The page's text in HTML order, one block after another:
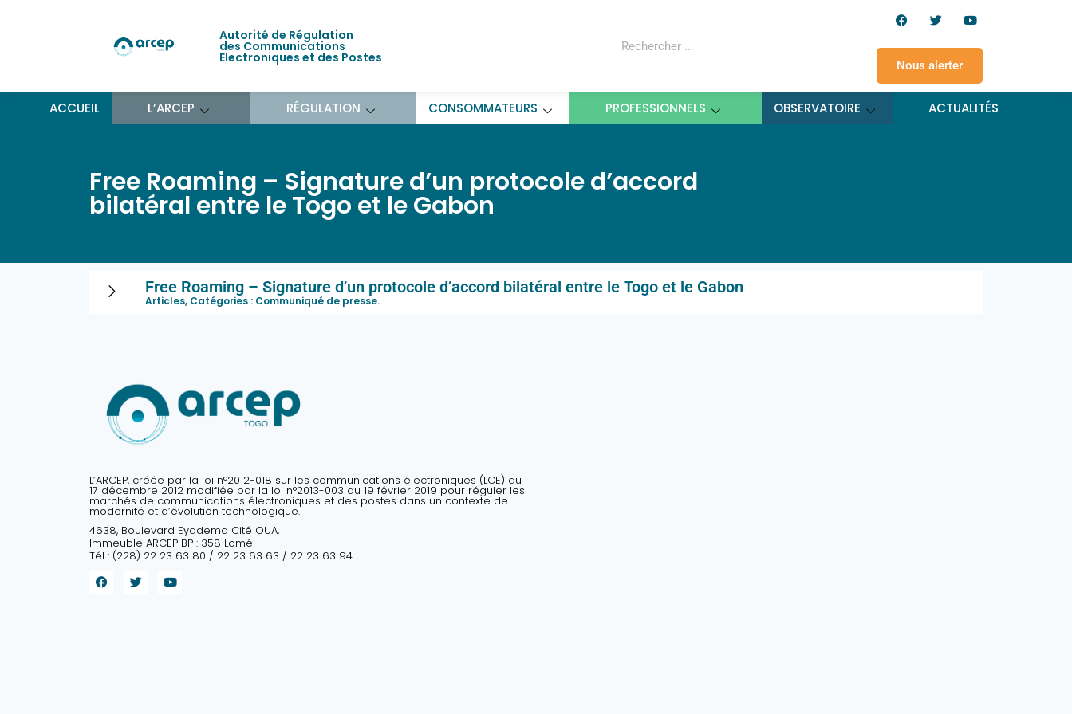
Autorité de Régulation
des Communications
Electroniques et des Postes
Nous alerter
ACCUEIL L’ARCEP RÉGULATION CONSOMMATEURS PROFESSIONNELS OBSERVATOIRE ACTUALITÉS
Free Roaming – Signature d’un protocole d’accord
bilatéral entre le Togo et le Gabon
Free Roaming – Signature d’un protocole d’accord bilatéral entre le Togo et le Gabon
Articles, Catégories : Communiqué de presse.
L’ARCEP, créée par la loi n°2012-018 sur les communications électroniques (LCE) du
17 décembre 2012 modifiée par la loi n°2013-003 du 19 février 2019 pour réguler les
marchés de communications électroniques et des postes dans un contexte de
modernité et d’évolution technologique.
4638, Boulevard Eyadema Cité OUA,
Immeuble ARCEP BP : 358 Lomé
Tél : (228) 22 23 63 80 / 22 23 63 63 / 22 23 63 94